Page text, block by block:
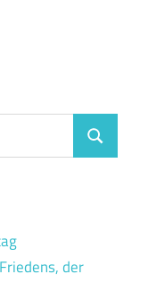
Suchen
der